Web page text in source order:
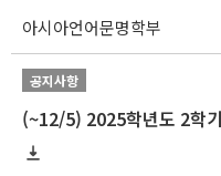
아시아언어문명학부
공지사항